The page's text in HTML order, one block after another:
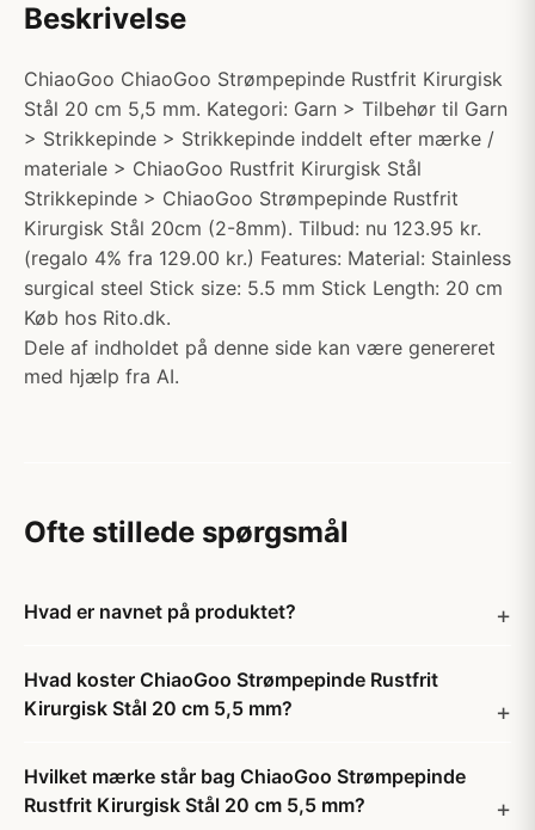
Beskrivelse
ChiaoGoo ChiaoGoo Strømpepinde Rustfrit Kirurgisk
Stål 20 cm 5,5 mm. Kategori: Garn > Tilbehør til Garn
> Strikkepinde > Strikkepinde inddelt efter mærke /
materiale > ChiaoGoo Rustfrit Kirurgisk Stål
Strikkepinde > ChiaoGoo Strømpepinde Rustfrit
Kirurgisk Stål 20cm (2-8mm). Tilbud: nu 123.95 kr.
(regalo 4% fra 129.00 kr.) Features: Material: Stainless
surgical steel Stick size: 5.5 mm Stick Length: 20 cm
Køb hos Rito.dk.
Dele af indholdet på denne side kan være genereret
med hjælp fra AI.
Ofte stillede spørgsmål
Hvad er navnet på produktet?
Hvad koster ChiaoGoo Strømpepinde Rustfrit
Kirurgisk Stål 20 cm 5,5 mm?
Hvilket mærke står bag ChiaoGoo Strømpepinde
Rustfrit Kirurgisk Stål 20 cm 5,5 mm?